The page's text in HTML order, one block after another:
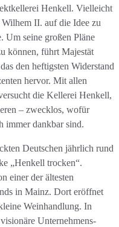
Henkell. Vielleicht
II. auf die Idee zu
Um seine großen Pläne
können, führt Majestät
den heftigsten Widerstand
hervor. Mit allen
die Kellerei Henkell,
– zwecklos, wofür
immer dankbar sind.
Deutschen jährlich rund
„Henkell trocken“.
einer der ältesten
in Mainz. Dort eröffnet
Weinhandlung. In
Unternehmens-